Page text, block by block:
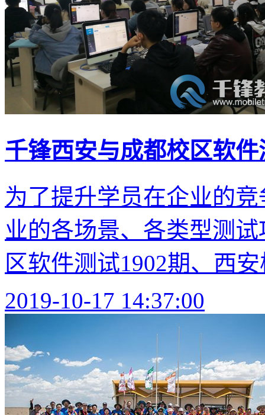
千锋西安与成都校区软
为了提升学员在企业的
业的各场景、各类型测
区软件测试1902期、西
2019-10-17 14:37:00